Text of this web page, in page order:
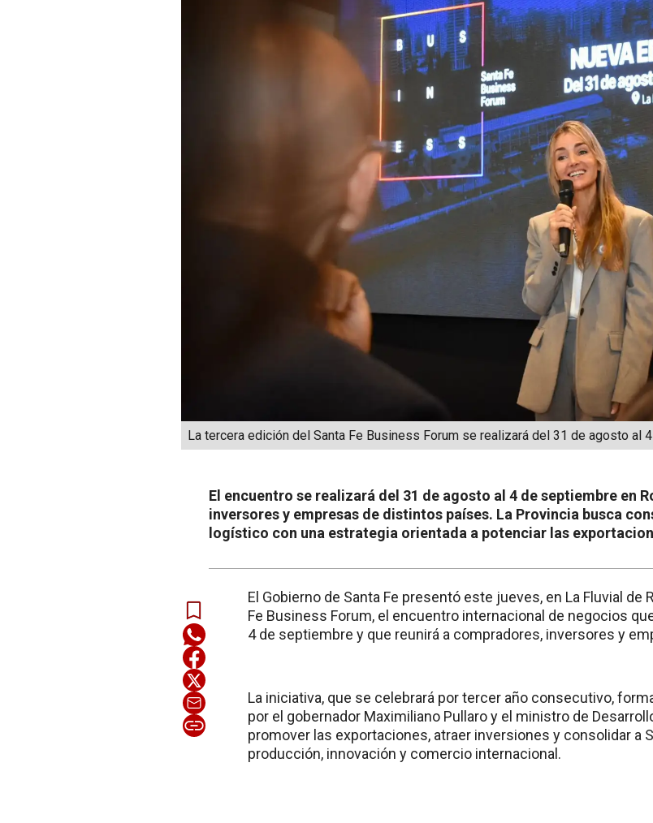
La tercera edición del Santa Fe Business Forum se realizará del 31 de agosto al
El encuentro se realizará del 31 de agosto al 4 de septiembre en
inversores y empresas de distintos países. La Provincia busca
logístico con una estrategia orientada a potenciar las
El Gobierno de Santa Fe presentó este jueves, en La Fluvial de
Fe Business Forum, el encuentro internacional de negocios
4 de septiembre y que reunirá a compradores, inversores y
La iniciativa, que se celebrará por tercer año consecutivo,
por el gobernador Maximiliano Pullaro y el ministro de
promover las exportaciones, atraer inversiones y consolidar a
producción, innovación y comercio internacional.